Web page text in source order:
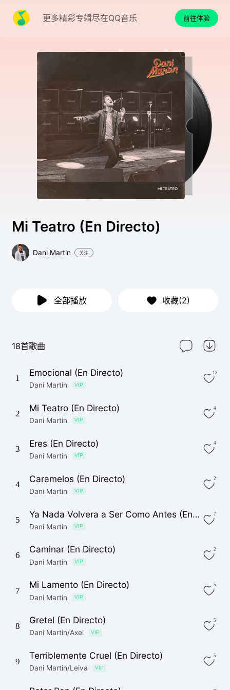
更多精彩专辑尽在QQ音乐 前往体验
Mi Teatro (En Directo)
Dani Martin 关注
全部播放 收藏(2)
18首歌曲
1
Emocional (En Directo)
Dani Martin VIP
13
2
Mi Teatro (En Directo)
Dani Martin VIP
4
3
Eres (En Directo)
Dani Martin VIP
4
4
Caramelos (En Directo)
Dani Martin VIP
2
5
Ya Nada Volvera a Ser Como Antes (En Directo)
Dani Martin VIP
7
6
Caminar (En Directo)
Dani Martin VIP
2
7
Mi Lamento (En Directo)
Dani Martin VIP
5
8
Gretel (En Directo)
Dani Martin/Axel VIP
5
9
Terriblemente Cruel (En Directo)
Dani Martin/Leiva VIP
5